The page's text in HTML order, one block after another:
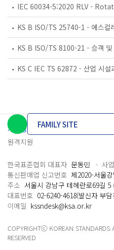
개인정보처리방침 이용약관
원격지원
FAMILY SITE
한국표준협회 대표자 문동민 사
통신판매업 신고번호 제2020-서울
주소 서울시 강남구 테헤란로69길 5
대표번호 02-6240-4618(발신자 부담
이메일 kssndesk@ksa.or.kr
COPYRIGHTⓒ KOREAN STANDARDS
RESERVED